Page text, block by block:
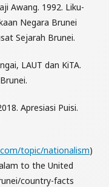
Awang. 1992. Liku-
Negara Brunei
Sejarah Brunei.
LAUT dan KiTA.
Apresiasi Puisi.
topic/nationalism)
to the United
country-facts